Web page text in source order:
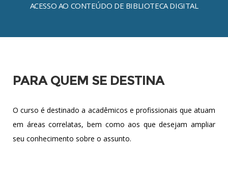
ACESSO AO CONTEÚDO DE BIBLIOTECA DIGITAL
PARA QUEM SE DESTINA
O curso é destinado a acadêmicos e profissionais que atuam
em áreas correlatas, bem como aos que desejam ampliar
seu conhecimento sobre o assunto.